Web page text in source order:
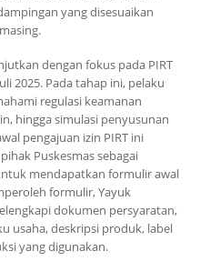
yang disesuaikan
dengan fokus pada PIRT
2025. Pada tahap ini, pelaku
regulasi keamanan
hingga simulasi penyusunan
pengajuan izin PIRT ini
Puskesmas sebagai
mendapatkan formulir awal
formulir, Yayuk
dokumen persyaratan,
usaha, deskripsi produk, label
yang digunakan.